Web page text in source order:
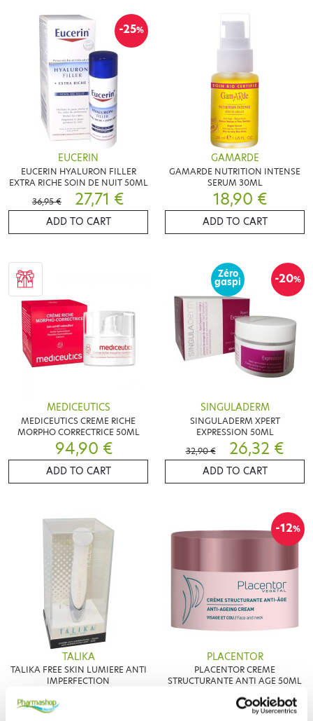
-25%
EUCERIN
EUCERIN HYALURON FILLER
EXTRA RICHE SOIN DE NUIT 50ML
36,95 €
27,71 €
ADD TO CART
GAMARDE
GAMARDE NUTRITION INTENSE
SERUM 30ML
18,90 €
ADD TO CART
MEDICEUTICS
MEDICEUTICS CREME RICHE
MORPHO CORRECTRICE 50ML
94,90 €
ADD TO CART
-20%
Zéro
gaspi
SINGULADERM
SINGULADERM XPERT
EXPRESSION 50ML
32,90 €
26,32 €
ADD TO CART
TALIKA
TALIKA FREE SKIN LUMIERE ANTI
IMPERFECTION
72,65 €
-12%
PLACENTOR
PLACENTOR CREME
STRUCTURANTE ANTI AGE 50ML
13,99 €